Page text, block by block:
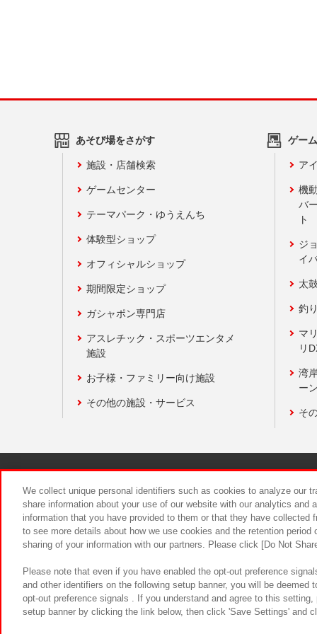
あそび場をさがす
施設・店舗検索
ゲームセンター
テーマパーク・ゆうえんち
体験型ショップ
オフィシャルショップ
期間限定ショップ
ガシャポン専門店
アスレチック・スポーツエンタメ
施設
お子様・ファミリー向け施設
その他の施設・サービス
ゲー
ア
機
バ
ト
ジ
イ
太
釣
マ
リ
湾
ー
そ
食品のご
We collect unique personal identifiers such as cookies to analyze our
share information about your use of our website with our analytics and
information that you have provided to them or that they have
to see more details about how we use cookies and the retention
sharing of your information with our partners. Please click [Do Not
Please note that even if you have enabled the opt-out preference
and other identifiers on the following setup banner, you will be
opt-out preference signals . If you understand and agree to this
setup banner by clicking the link below, then click 'Save Settings' and